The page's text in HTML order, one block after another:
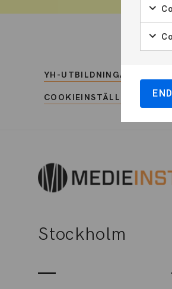
YH-UTBILDNINGAR
COOKIEINSTÄLLNINGAR
Stockholm